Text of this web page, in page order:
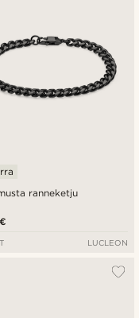
ranneketju
LUCLEON